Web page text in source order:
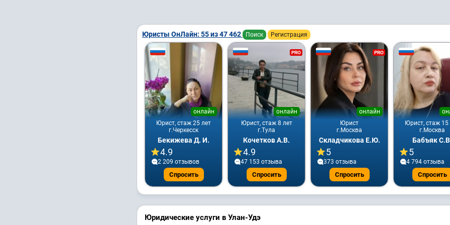
Юристы ОнЛайн: 55 из 47 462 Поиск Регистрация
Юрист, стаж 25 лет
онлайн
г.Черкесск
Бекижева Д. И.
4.9
2 209 отзывов
Спросить
PRO
Юрист, стаж 8 лет
онлайн
г.Тула
Кочетков А.В.
4.9
47 153 отзывa
Спросить
PRO
Юрист
онлайн
г.Москва
Складчикова Е.Ю.
5
373 отзывa
Спросить
Юрист, стаж 15
г.Москва
Бабъяк
5
4 794 отзывa
Спросить
Юридические услуги в Улан-Удэ